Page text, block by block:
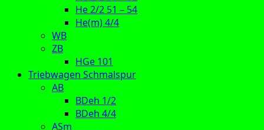
He 2/2 51 – 54
He(m) 4/4
WB
ZB
HGe 101
Triebwagen Schmalspur
AB
BDeh 1/2
BDeh 4/4
ASm